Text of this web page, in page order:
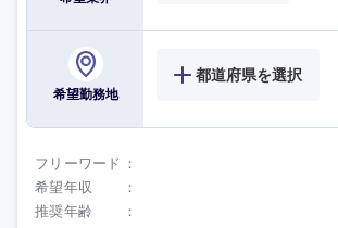
希望勤務地
都道府県を選択
フリーワード
希望年収
推奨年齢